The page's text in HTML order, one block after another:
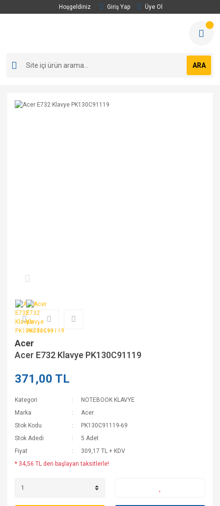
Hoşgeldiniz Giriş Yap Üye Ol
ARA
Acer
Acer E732 Klavye PK130C91119
371,00 TL
Kategori
NOTEBOOK KLAVYE
Marka
Acer
Stok Kodu
PK130C91119-69
Stok Adedi
5 Adet
Fiyat
309,17 TL + KDV
* 34,56 TL den başlayan taksitlerle!